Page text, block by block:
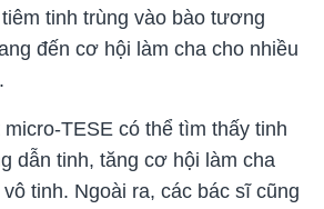
tinh trùng vào bào tương
đến cơ hội làm cha cho nhiều
TESE có thể tìm thấy tinh
dẫn tinh, tăng cơ hội làm cha
tinh. Ngoài ra, các bác sĩ cũng